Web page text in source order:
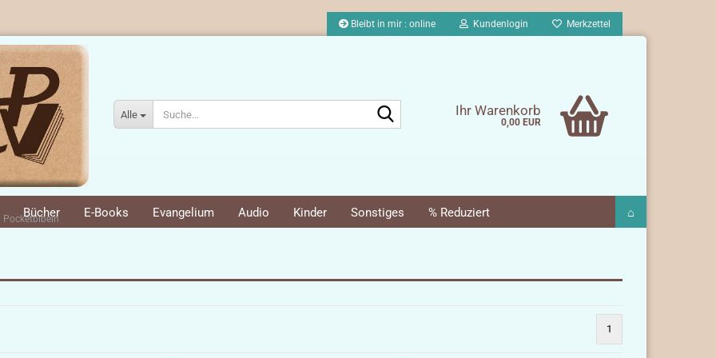
Bleibt in mir : online Kundenlogin Merkzettel
Alle Ihr Warenkorb
0,00 EUR
Bücher E-Books Evangelium Audio Kinder Sonstiges % Reduziert ⌂
Pocketbibeln
1